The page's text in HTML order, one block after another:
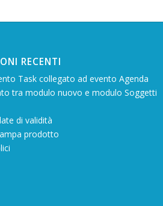
RECENTI
Task collegato ad evento Agenda
tra modulo nuovo e modulo Soggetti
di validità
prodotto